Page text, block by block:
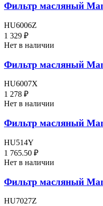
Фильтр масляный
HU6006Z
1 329 ₽
Нет в наличии
Фильтр масляный
HU6007X
1 278 ₽
Нет в наличии
Фильтр масляный
HU514Y
1 765.50 ₽
Нет в наличии
Фильтр масляный
HU7027Z